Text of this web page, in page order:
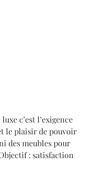
c’est l’exigence
le plaisir de pouvoir
des meubles pour
: satisfaction